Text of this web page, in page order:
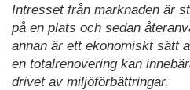
Intresset från marknaden är
på en plats och sedan
annan är ett ekonomiskt sätt
en totalrenovering kan
drivet av miljöförbättringar.